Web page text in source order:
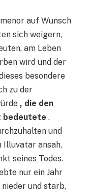
auf Wunsch
sich weigern,
am Leben
wird und der
besondere
zu der
, die den
bedeutete .
und
Illuvatar ansah,
seines Todes.
nur ein Jahr
nieder und starb,